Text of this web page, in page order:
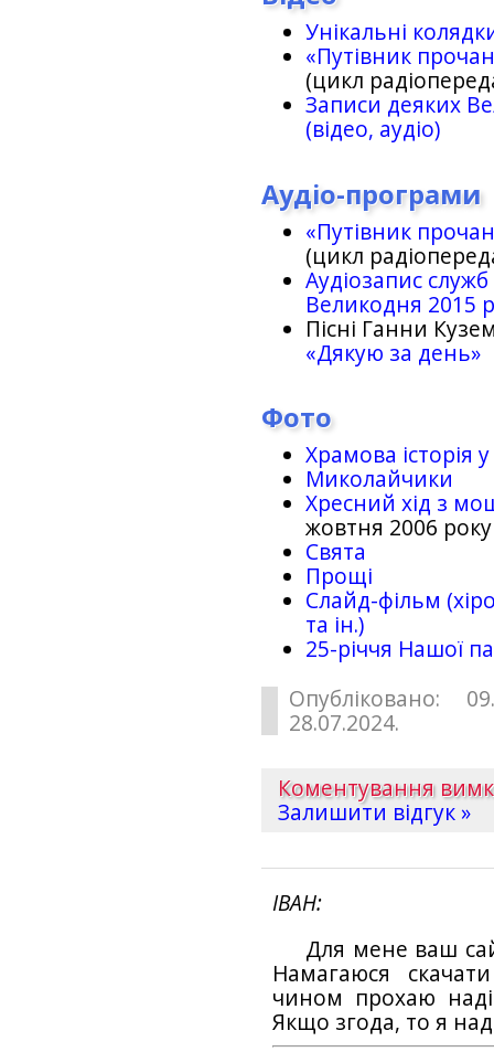
Унікальні
«Путівник
(цикл
Записи деяких
(відео, аудіо)
Аудіо-програми
«Путівник
(цикл
Аудіозапис
Великодня 2015
Пісні Ганни
«Дякую за день»
Фото
Храмова історія
Миколайчики
Хресний хід з
жовтня 2006 року
Свята
Прощі
Слайд-фільм
та ін.)
25-рiччя Нашої
Опубліковано:
28.07.2024.
Коментування
Залишити відгук »
ІВАН
Для мене ваш
Намагаюся
чином прохаю
Якщо згода, то я